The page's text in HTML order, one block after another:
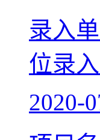
录入
位录
2020-